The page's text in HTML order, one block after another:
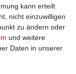
kann erteilt
nicht einzuwilligen
zu ändern oder
und weitere
Daten in unserer